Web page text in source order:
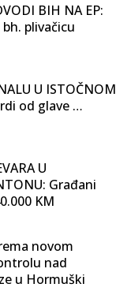
BIH NA EP:
plivačicu
U ISTOČNOM
od glave …
U
Građani
KM
novom
nad
u Hormuški